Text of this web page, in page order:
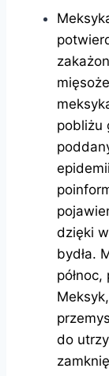
pobliżu
dzięki
bydła.
do